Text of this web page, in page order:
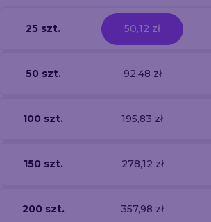
25 szt. 50,12 zł
50 szt. 92,48 zł
100 szt. 195,83 zł
150 szt. 278,12 zł
200 szt. 357,98 zł